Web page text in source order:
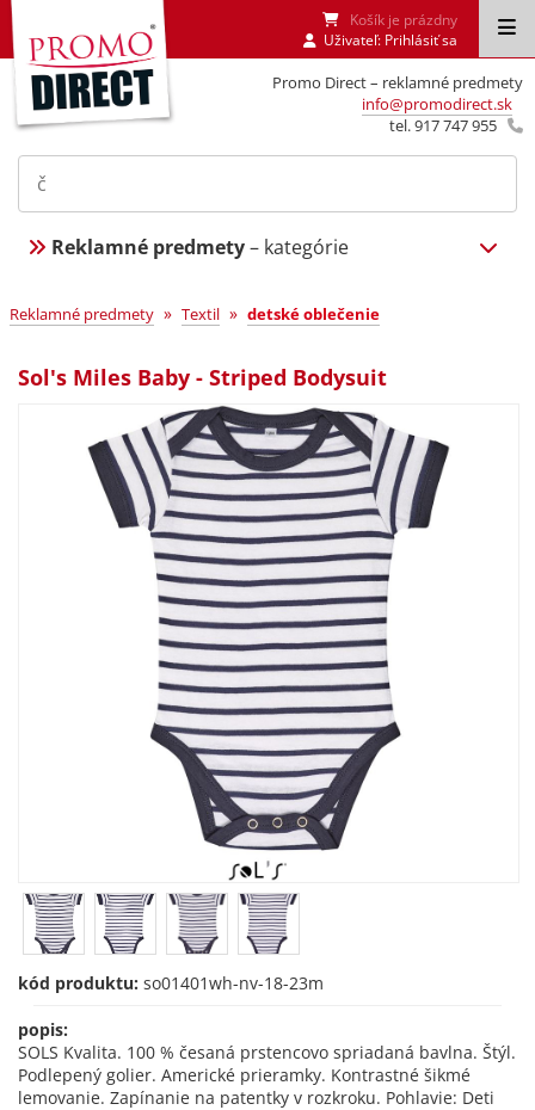
Promo Direct – reklamné predmety
info@promodirect.sk
tel. 917 747 955
Košík je prázdny
Uživateľ: Prihlásiť sa
Reklamné predmety– kategórie
Reklamné predmety » Textil » detské oblečenie
Sol's Miles Baby - Striped Bodysuit
kód produktu: so01401wh-nv-18-23m
popis:
SOLS Kvalita. 100 % česaná prstencovo spriadaná bavlna. Štýl.
Podlepený golier. Americké prieramky. Kontrastné šikmé
lemovanie. Zapínanie na patentky v rozkroku. Pohlavie: Deti